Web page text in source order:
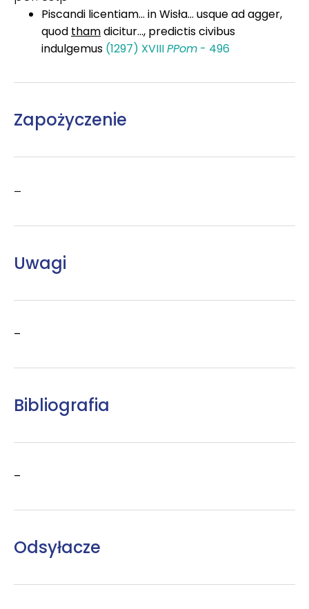
Piscandi licentiam... in Wisła... usque ad agger,
quod thamdicitur..., predictis civibus
indulgemus (1297) XVIIIPPom - 496
Zapożyczenie
–
Uwagi
–
Bibliografia
–
Odsyłacze